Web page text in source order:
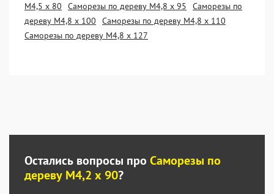
М4,5 х 80
Саморезы по дереву М4,8 х 95
Саморезы по
дереву М4,8 х 100
Саморезы по дереву М4,8 х 110
Саморезы по дереву М4,8 х 127
Остались вопросы про Саморезы по
дереву М4,2 х 90?